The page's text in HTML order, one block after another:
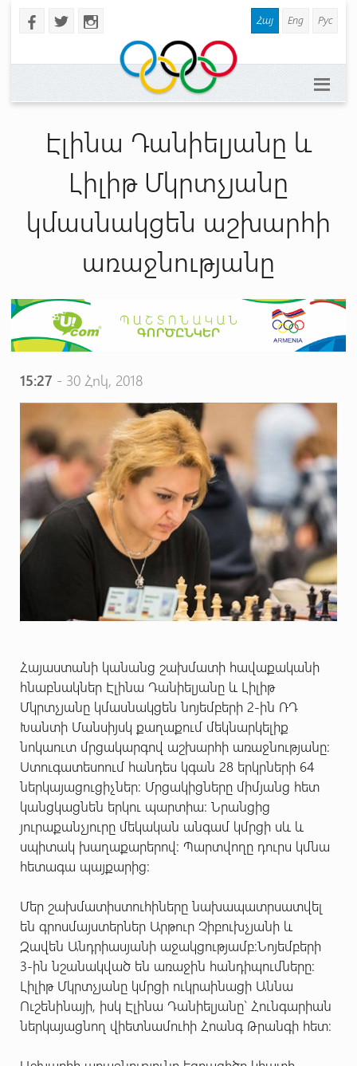
b a x Հայ Eng Рус
Էլինա Դանիելյանը և
Լիլիթ Մկրտչյանը
կմասնակցեն աշխարհի
առաջնությանը
15:27 - 30 Հոկ, 2018
Հայաստանի կանանց շախմատի հավաքականի
հնաբնակներ Էլինա Դանիելյանը և Լիլիթ
Մկրտչյանը կմասնակցեն նոյեմբերի 2-ին ՌԴ
Խանտի Մանսիյսկ քաղաքում մեկնարկելիք
նոկաուտ մրցակարգով աշխարհի առաջնությանը:
Ստուգատեսոում հանդես կգան 28 երկրների 64
ներկայացուցիչներ: Մրցակիցները միմյանց հետ
կանցկացնեն երկու պարտիա: Նրանցից
յուրաքանչյուրը մեկական անգամ կմրցի սև և
սպիտակ խաղաքարերով: Պարտվողը դուրս կմնա
հետագա պայքարից:
Մեր շախմատիստուհիները նախապատրսատվել
են գրոսմայստերներ Արթուր Չիբուխչյանի և
Զավեն Անդրիասյանի աջակցությամբ:Նոյեմբերի
3-ին նշանակված են առաջին հանդիպումները:
Լիլիթ Մկրտչյանը կմրցի ուկրաինացի Աննա
Ուշենինայի, իսկ Էլինա Դանիելյանը` Հունգարիան
ներկայացնող վիետնամուհի Հոանգ Թրանգի հետ: